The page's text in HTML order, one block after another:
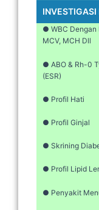
INVESTIGASI
● WBC Dengan
MCV, MCH Dll
● ABO & Rh-0
(ESR)
● Profil Hati
● Profil Ginjal
● Skrining
● Profil Lipid
● Penyakit